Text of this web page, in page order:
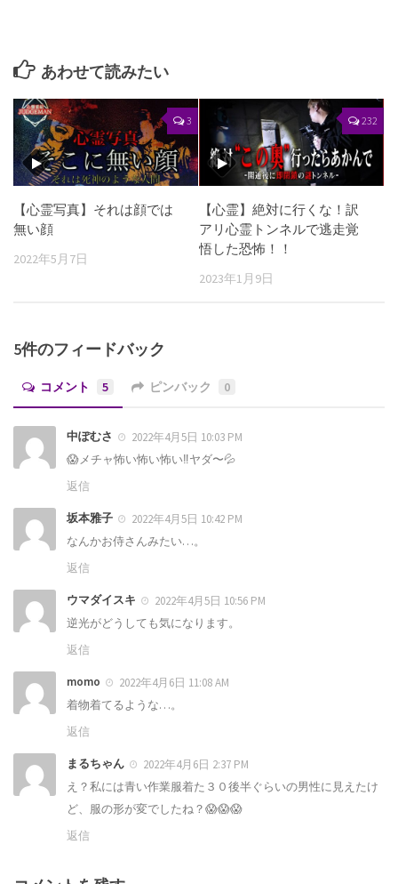
あわせて読みたい
3
【心霊写真】それは顔では
無い顔
2022年5月7日
232
【心霊】絶対に行くな！訳
アリ心霊トンネルで逃走覚
悟した恐怖！！
2023年1月9日
5件のフィードバック
コメント 5 ピンバック 0
中ぽむさ
2022年4月5日 10:03 PM
😱メチャ怖い怖い怖い‼️ヤダ〜💦
返信
坂本雅子
2022年4月5日 10:42 PM
なんかお侍さんみたい…。
返信
ウマダイスキ
2022年4月5日 10:56 PM
逆光がどうしても気になります。
返信
momo
2022年4月6日 11:08 AM
着物着てるような…。
返信
まるちゃん
2022年4月6日 2:37 PM
え？私には青い作業服着た３０後半ぐらいの男性に見えたけ
ど、服の形が変でしたね？😱😱😱
返信